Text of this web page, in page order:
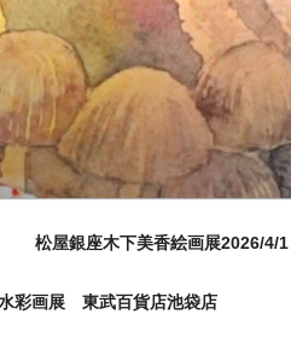
松屋銀座木下美香絵画展2026/4/
彩画展 東武百貨店池袋店